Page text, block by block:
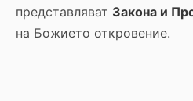
представляват Закона и
на Божието откровение.